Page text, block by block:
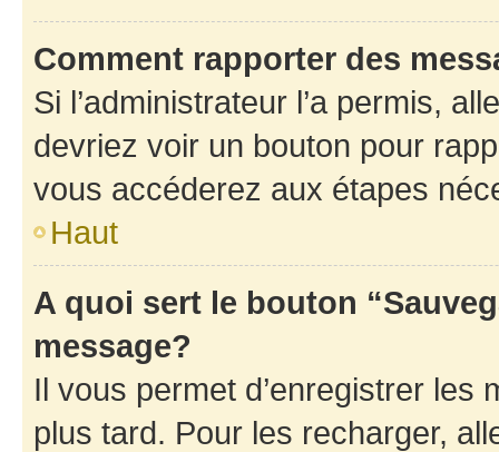
Comment rapporter des
Si l’administrateur l’a permis,
devriez voir un bouton pour
vous accéderez aux étapes
Haut
A quoi sert le bouton
message?
Il vous permet d’enregistrer
plus tard. Pour les recharger,